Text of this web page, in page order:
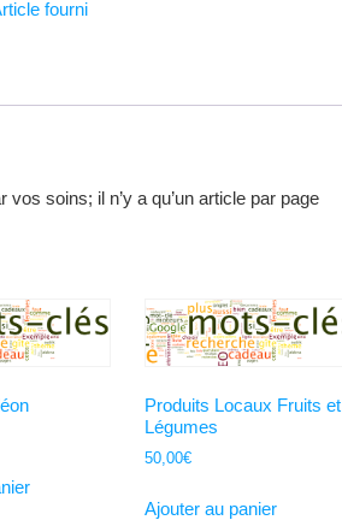
fourni
soins; il n’y a qu’un article par page
Produits Locaux Fruits et
Légumes
50,00€
Ajouter au panier